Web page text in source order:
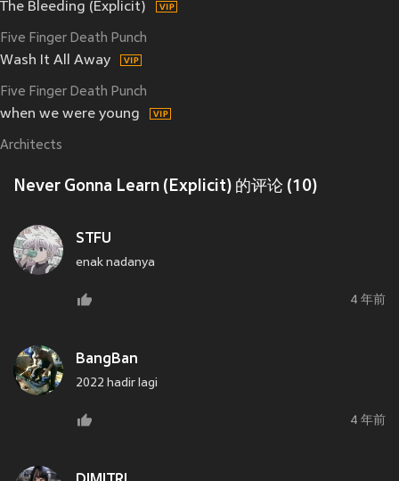
The Bleeding (Explicit)
Five Finger Death Punch
Wash It All Away
Five Finger Death Punch
when we were young
Architects
Never Gonna Learn (Explicit) 的评论 (10)
STFU
enak nadanya
4 年前
BangBan
2022 hadir lagi
4 年前